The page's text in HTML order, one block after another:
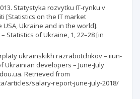
Statystyka rozvytku IT-rynku v
[Statistics on the IT market
Ukraine and in the world].
Statistics of Ukraine, 1, 22–28 [in
ukrainskikh razrabotchikov – iiun-
Ukrainian developers – June-July
dou.ua. Retrieved from
articles/salary-report-june-july-2018/